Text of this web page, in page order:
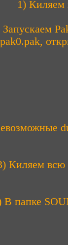
1) Киляем
Запускаем
pak0.pak,
Киляем всю
В папке